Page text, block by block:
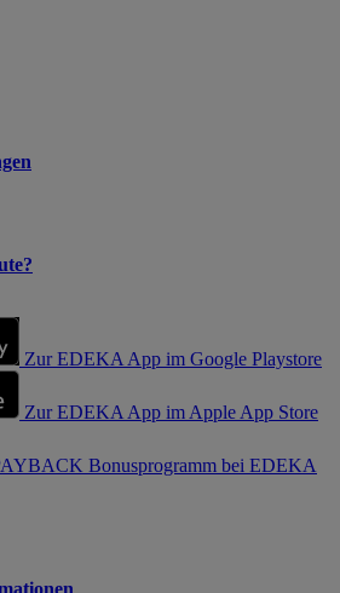
Zur EDEKA App im Google Playstore
Zur EDEKA App im Apple App Store
Bonusprogramm bei EDEKA